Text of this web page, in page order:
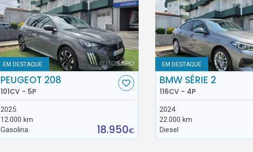
EM DESTAQUE
PEUGEOT 208
101CV - 5P
2025
12.000 km
Gasolina
18.950€
EM DESTAQUE
BMW SÉRIE 2
116CV - 4P
2024
22.000 km
Diesel